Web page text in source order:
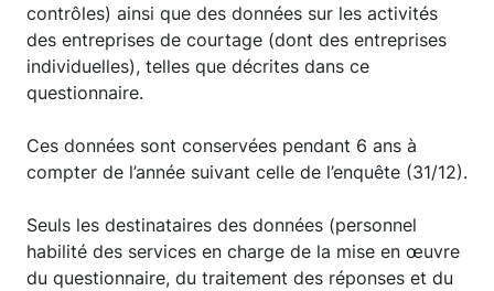
contrôles) ainsi que des données sur les activités
des entreprises de courtage (dont des entreprises
individuelles), telles que décrites dans ce
questionnaire.
Ces données sont conservées pendant 6 ans à
compter de l’année suivant celle de l’enquête (31/12).
Seuls les destinataires des données (personnel
habilité des services en charge de la mise en œuvre
du questionnaire, du traitement des réponses et du